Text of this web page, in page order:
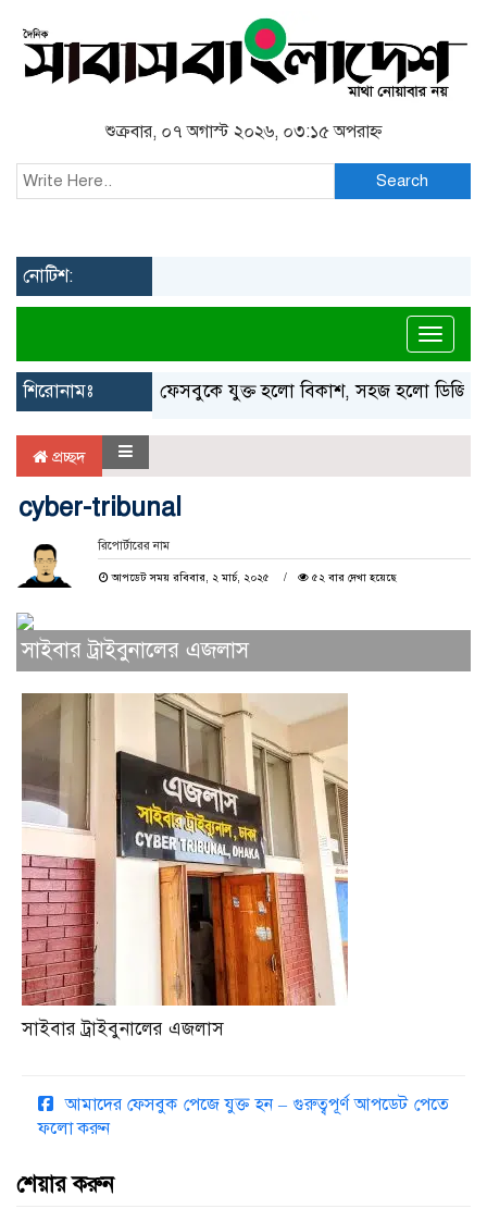
শুক্রবার, ০৭ অগাস্ট ২০২৬, ০৩:১৫ অপরাহ্ন
Search
নোটিশ:
শিরোনামঃ ফেসবুকে যুক্ত হলো বিকাশ, সহজ হলো ডিজিটাল
প্রচ্ছদ
cyber-tribunal
রিপোর্টারের নাম
আপডেট সময় রবিবার, ২ মার্চ, ২০২৫ ৫২ বার দেখা হয়েছে
সাইবার ট্রাইবুনালের এজলাস
সাইবার ট্রাইবুনালের এজলাস
আমাদের ফেসবুক পেজে যুক্ত হন – গুরুত্বপূর্ণ আপডেট পেতে
ফলো করুন
শেয়ার করুন